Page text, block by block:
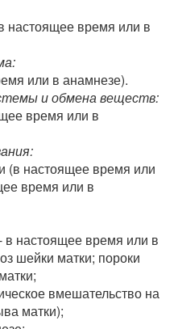
настоящее время или в
или в анамнезе).
и обмена веществ:
время или в
(в настоящее время или
время или в
в настоящее время или в
шейки матки; пороки
вмешательство на
матки);